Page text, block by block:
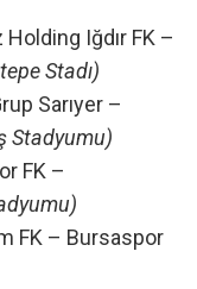
Holding Iğdır FK –
Stadı)
Sarıyer –
Stadyumu)
FK –